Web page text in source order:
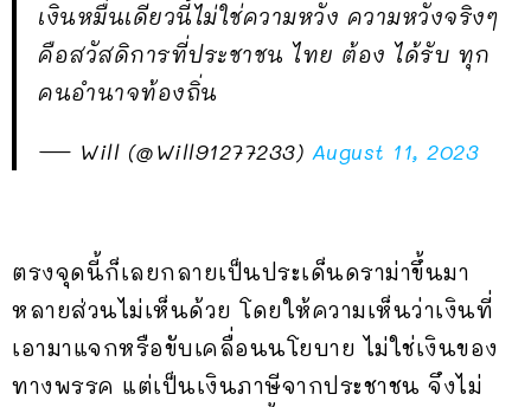
เงินหมื่นเดียวนี้ไม่ใช่ความหวัง ความหวังจริงๆ
คือสวัสดิการที่ประชาชน ไทย ต้อง ได้รับ ทุก
คนอำนาจท้องถิ่น
— Will (@Will91277233) August 11, 2023
ตรงจุดนี้ก็เลยกลายเป็นประเด็นดราม่าขึ้นมา
หลายส่วนไม่เห็นด้วย โดยให้ความเห็นว่าเงินที่
เอามาแจกหรือขับเคลื่อนนโยบาย ไม่ใช่เงินของ
ทางพรรค แต่เป็นเงินภาษีจากประชาชน จึงไม่